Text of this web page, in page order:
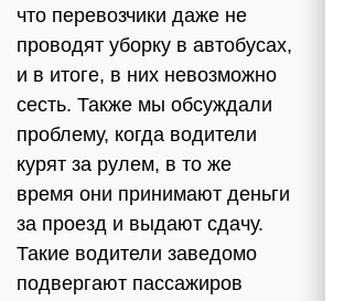
что перевозчики даже не
проводят уборку в автобусах,
и в итоге, в них невозможно
сесть. Также мы обсуждали
проблему, когда водители
курят за рулем, в то же
время они принимают деньги
за проезд и выдают сдачу.
Такие водители заведомо
подвергают пассажиров